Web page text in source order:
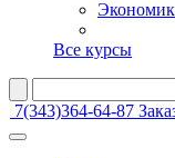
Все курсы
7(343)364-64-87